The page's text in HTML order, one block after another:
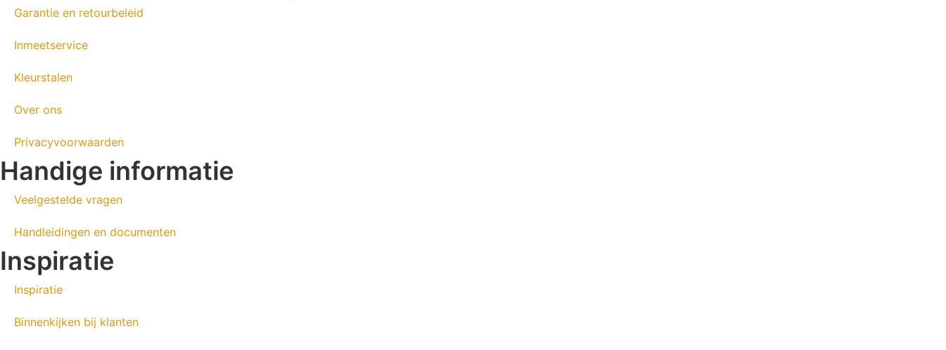
Garantie en retourbeleid
Inmeetservice
Kleurstalen
Over ons
Privacyvoorwaarden
Handige informatie
Veelgestelde vragen
Handleidingen en documenten
Inspiratie
Inspiratie
Binnenkijken bij klanten